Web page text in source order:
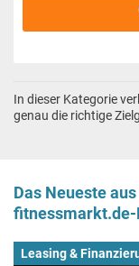
In dieser Kategorie
genau die richtige
Das Neueste
Leasing &